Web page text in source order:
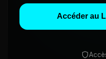
Accéder au